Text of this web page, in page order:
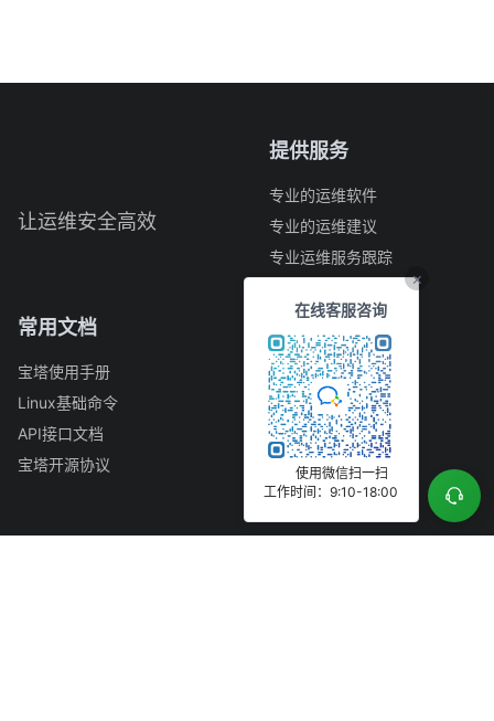
让运维安全高效
提供服务
专业的运维软件
专业的运维建议
专业运维服务跟踪
常用文档
宝塔使用手册
Linux基础命令
API接口文档
宝塔开源协议
公司简介
开发者中心
漏洞提交
GitHub
正版查询
×
在线客服咨询
使用微信扫一扫
工作时间：9:10-18:00